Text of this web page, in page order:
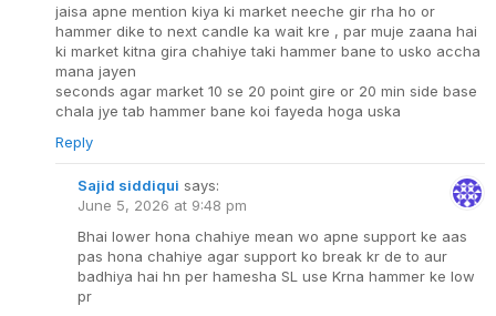
jaisa apne mention kiya ki market neeche gir rha ho or
hammer dike to next candle ka wait kre , par muje zaana hai
ki market kitna gira chahiye taki hammer bane to usko accha
mana jayen
seconds agar market 10 se 20 point gire or 20 min side base
chala jye tab hammer bane koi fayeda hoga uska
Reply
Sajid siddiqui says:
June 5, 2026 at 9:48 pm
Bhai lower hona chahiye mean wo apne support ke aas
pas hona chahiye agar support ko break kr de to aur
badhiya hai hn per hamesha SL use Krna hammer ke low
pr